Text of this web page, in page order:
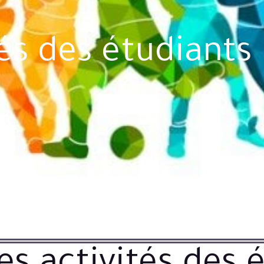
des étudiants